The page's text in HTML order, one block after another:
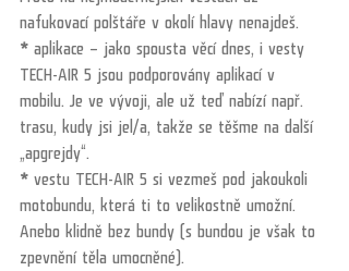
nafukovací polštáře v okolí hlavy nenajdeš.
* aplikace – jako spousta věcí dnes, i vesty
TECH-AIR 5 jsou podporovány aplikací v
mobilu. Je ve vývoji, ale už teď nabízí např.
trasu, kudy jsi jel/a, takže se těšme na další
„apgrejdy“.
* vestu TECH-AIR 5 si vezmeš pod jakoukoli
motobundu, která ti to velikostně umožní.
Anebo klidně bez bundy (s bundou je však to
zpevnění těla umocněné).